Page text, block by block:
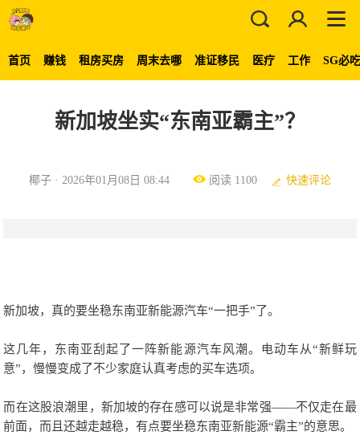
首页 赚钱 租房买房 周末去哪 准证移民 医疗 工作 SG必
新加坡坐实“东南亚霸主”？
椰子 · 2026年01月08日 08:44 阅读 1100 快速评论
新加坡，真的要坐稳东南亚新能源汽车“一把手”了。
这几年，东南亚刮起了一阵新能源汽车风潮。电动车从“新鲜玩
意”，慢慢变成了不少家庭认真考虑的买车选项。
而在这股浪潮里，新加坡的存在感可以说是非常强——不仅走在最
前面，而且还越走越稳，有点要坐稳东南亚新能源“霸主”的意思。